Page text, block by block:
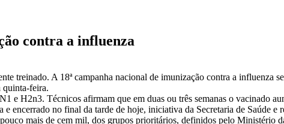
contra a influenza
treinado. A 18ª campanha nacional de imunização contra a influenza
quinta-feira.
e H2n3. Técnicos afirmam que em duas ou três semanas o vacinado
encerrado no final da tarde de hoje, iniciativa da Secretaria de Saúde
mais de cem mil, dos grupos prioritários, definidos pelo Ministério